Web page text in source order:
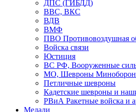
ДПС (ГИБДД)
ВВС, ВКС
ВДВ
ВМФ
ПВО Противовоздушная
Войска связи
Юстиция
ВС РФ, Вооруженные
МО, Шевроны
Петличные шевроны
Кадетские шевроны и
РВиА Ракетные войска и
Медали